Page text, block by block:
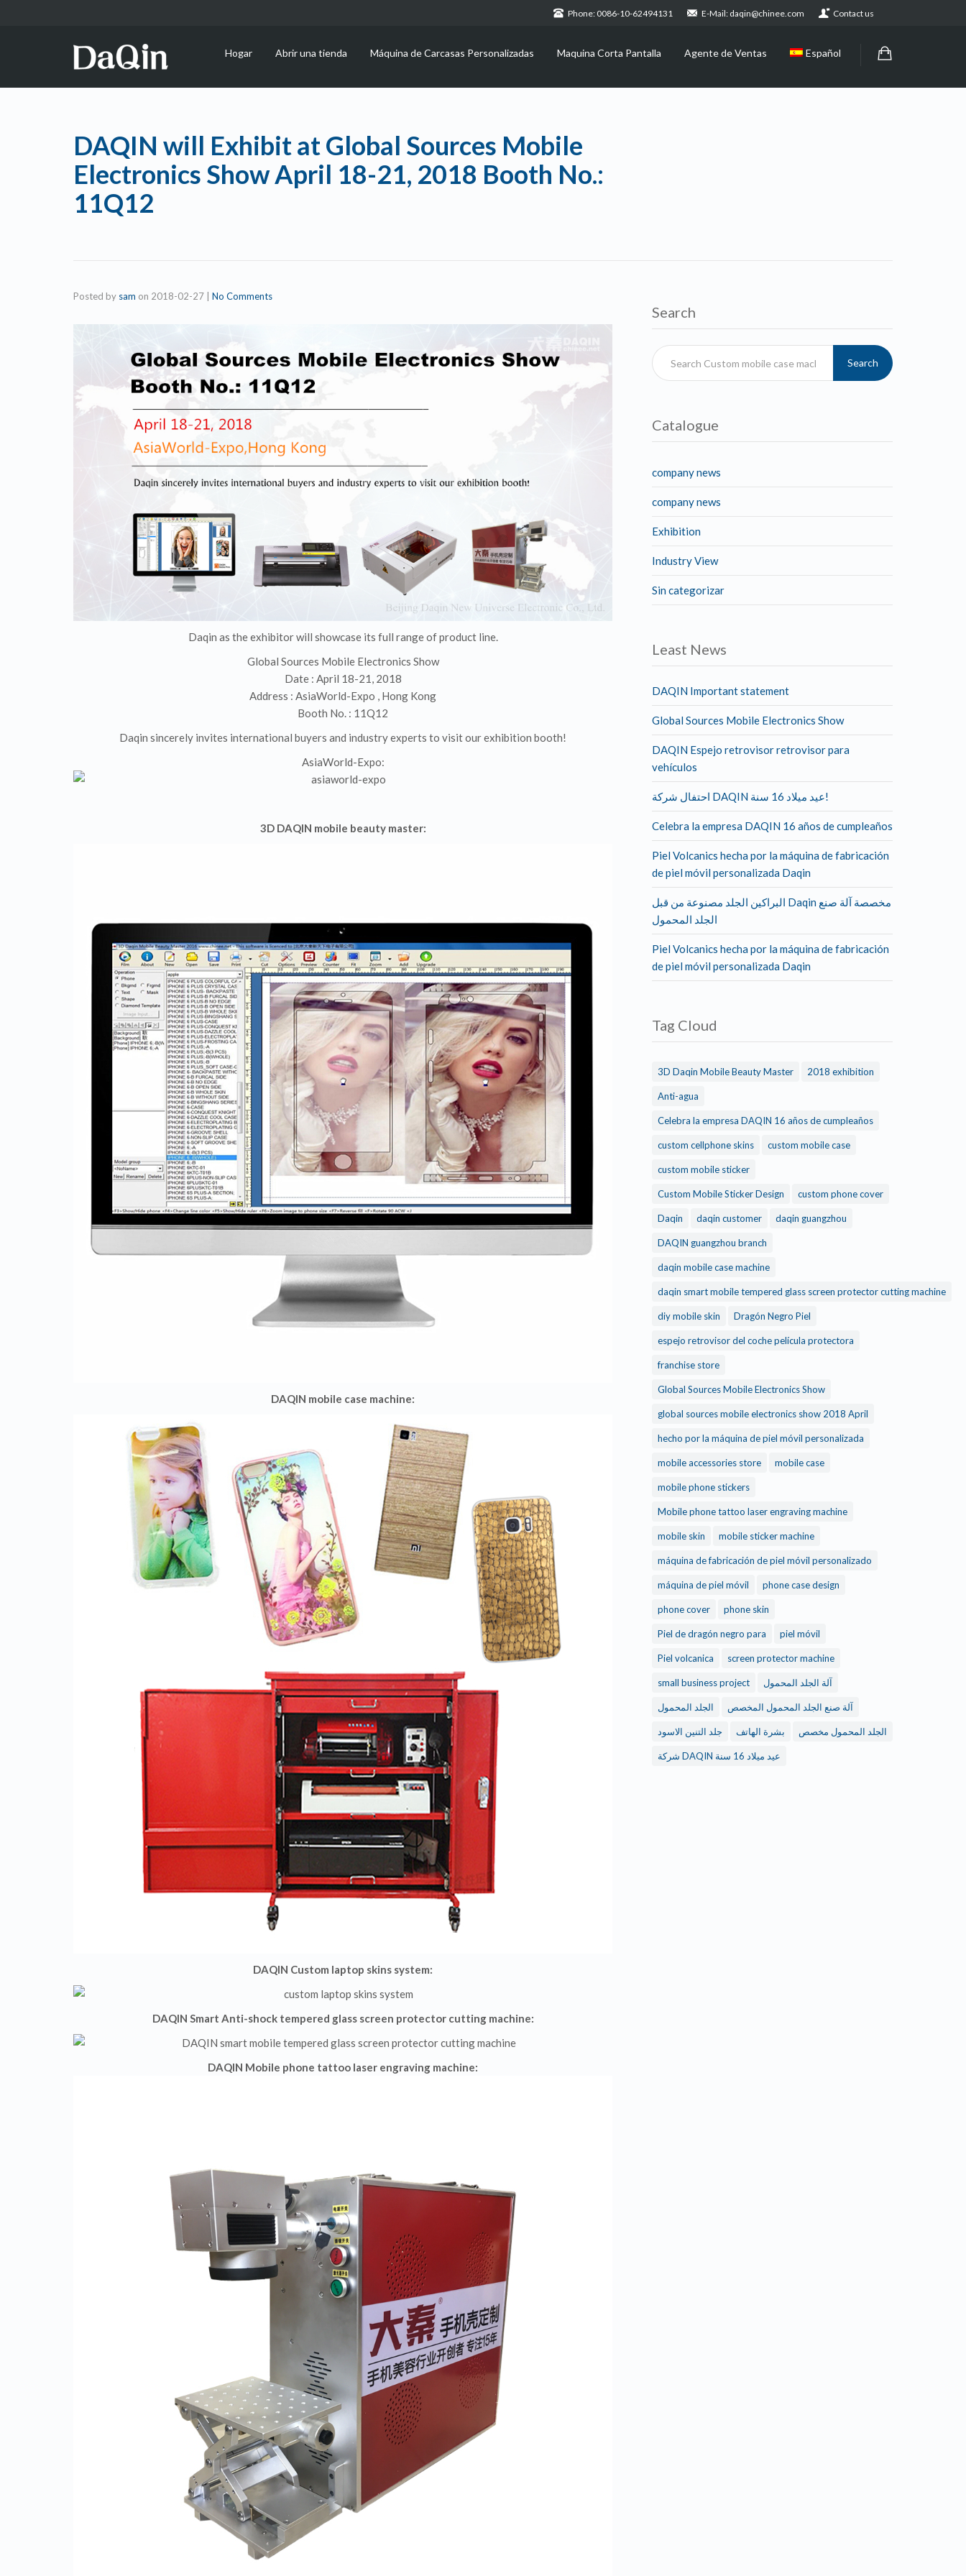
Phone: 0086-10-62494131 E-Mail: daqin@chinee.com Contact us
Hogar Abrir una tienda Máquina de Carcasas Personalizadas Maquina Corta Pantalla Agente de Ventas Español
DAQIN will Exhibit at Global Sources Mobile
Electronics Show April 18-21, 2018 Booth No.:
11Q12
Posted by sam on 2018-02-27 No Comments
Daqin as the exhibitor will showcase its full range of product line.
Global Sources Mobile Electronics Show
Date : April 18-21, 2018
Address : AsiaWorld-Expo , Hong Kong
Booth No. : 11Q12
Daqin sincerely invites international buyers and industry experts to visit our exhibition booth!
AsiaWorld-Expo:
3D DAQIN mobile beauty master:
DAQIN mobile case machine:
DAQIN Custom laptop skins system:
DAQIN Smart Anti-shock tempered glass screen protector cutting machine:
DAQIN Mobile phone tattoo laser engraving machine:
Search
Search
Catalogue
company news
company news
Exhibition
Industry View
Sin categorizar
Least News
DAQIN Important statement
Global Sources Mobile Electronics Show
DAQIN Espejo retrovisor retrovisor para
vehículos
احتفال شركة DAQIN عيد ميلاد 16 سنة!
Celebra la empresa DAQIN 16 años de cumpleaños
Piel Volcanics hecha por la máquina de fabricación
de piel móvil personalizada Daqin
البراكين الجلد مصنوعة من قبل Daqin مخصصة آلة صنع
الجلد المحمول
Piel Volcanics hecha por la máquina de fabricación
de piel móvil personalizada Daqin
Tag Cloud
3D Daqin Mobile Beauty Master 2018 exhibition
Anti-agua
Celebra la empresa DAQIN 16 años de cumpleaños
custom cellphone skins custom mobile case
custom mobile sticker
Custom Mobile Sticker Design custom phone cover
Daqin daqin customer daqin guangzhou
DAQIN guangzhou branch
daqin mobile case machine
daqin smart mobile tempered glass screen protector cutting machine
diy mobile skin Dragón Negro Piel
espejo retrovisor del coche película protectora
franchise store
Global Sources Mobile Electronics Show
global sources mobile electronics show 2018 April
hecho por la máquina de piel móvil personalizada
mobile accessories store mobile case
mobile phone stickers
Mobile phone tattoo laser engraving machine
mobile skin mobile sticker machine
máquina de fabricación de piel móvil personalizado
máquina de piel móvil phone case design
phone cover phone skin
Piel de dragón negro para piel móvil
Piel volcanica screen protector machine
small business project آلة الجلد المحمول
آلة صنع الجلد المحمول المخصص الجلد المحمول
الجلد المحمول مخصص بشرة الهاتف جلد التنين الاسود
شركة DAQIN عيد ميلاد 16 سنة